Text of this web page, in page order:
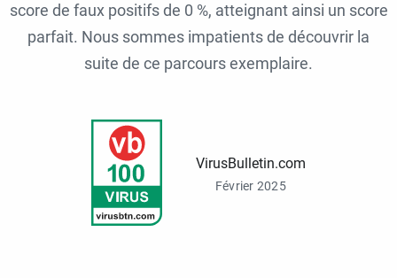
score de faux positifs de 0 %, atteignant ainsi un score
parfait. Nous sommes impatients de découvrir la
suite de ce parcours exemplaire.
VirusBulletin.com
Février 2025